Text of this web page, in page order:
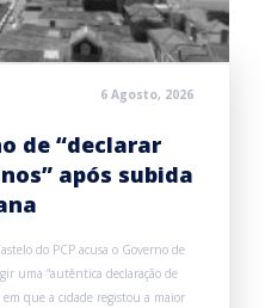
6 Agosto, 2026
de “declarar
após subida
do PCP acusa o Governo de
uma “autêntica declaração de
que a cidade registou a maior